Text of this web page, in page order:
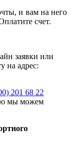
и вам на него
счет.
заявки или
на адрес:
201 68 22
мы можем